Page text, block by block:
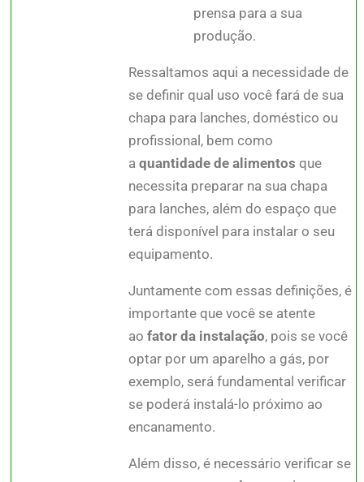
prensa para a sua
produção.
Ressaltamos aqui a necessidade de
se definir qual uso você fará de sua
chapa para lanches, doméstico ou
profissional, bem como
aquantidade de alimentos que
necessita preparar na sua chapa
para lanches, além do espaço que
terá disponível para instalar o seu
equipamento.
Juntamente com essas definições, é
importante que você se atente
aofator da instalação, pois se você
optar por um aparelho a gás, por
exemplo, será fundamental verificar
se poderá instalá-lo próximo ao
encanamento.
Além disso, é necessário verificar se